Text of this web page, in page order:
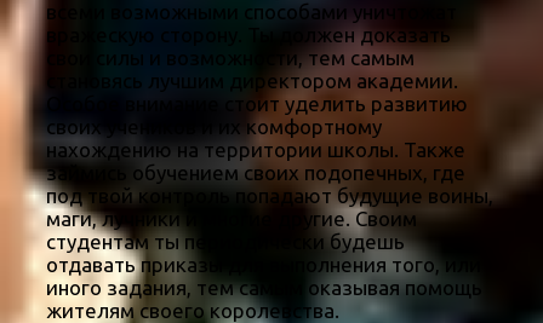
всеми возможными способами уничтожат
вражескую сторону. Ты должен доказать
свои силы и возможности, тем самым
становясь лучшим директором академии.
Особое внимание стоит уделить развитию
своих учеников и их комфортному
нахождению на территории школы. Также
займись обучением своих подопечных, где
под твой контроль попадают будущие воины,
маги, лучники и многие другие. Своим
студентам ты периодически будешь
отдавать приказы для выполнения того, или
иного задания, тем самым оказывая помощь
жителям своего королевства.